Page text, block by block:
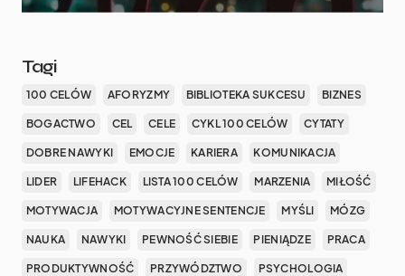
Tagi
100 CELÓW AFORYZMY BIBLIOTEKA SUKCESU BIZNES
BOGACTWO CEL CELE CYKL 100 CELÓW CYTATY
DOBRE NAWYKI EMOCJE KARIERA KOMUNIKACJA
LIDER LIFEHACK LISTA 100 CELÓW MARZENIA MIŁOŚĆ
MOTYWACJA MOTYWACYJNE SENTENCJE MYŚLI MÓZG
NAUKA NAWYKI PEWNOŚĆ SIEBIE PIENIĄDZE PRACA
PRODUKTYWNOŚĆ PRZYWÓDZTWO PSYCHOLOGIA